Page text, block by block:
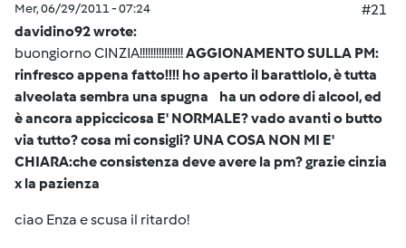
Mer, 06/29/2011 - 07:24
#21
davidino92 wrote:
buongiorno CINZIA!!!!!!!!!!!!!!!!AGGIONAMENTO SULLA PM:
rinfresco appena fatto!!!! ho aperto il barattlolo, è tutta
alveolata sembra una spugna
ha un odore di alcool, ed
è ancora appiccicosa E' NORMALE? vado avanti o butto
via tutto? cosa mi consigli? UNA COSA NON MI E'
CHIARA:che consistenza deve avere la pm? grazie cinzia
x la pazienza
ciao Enza e scusa il ritardo!